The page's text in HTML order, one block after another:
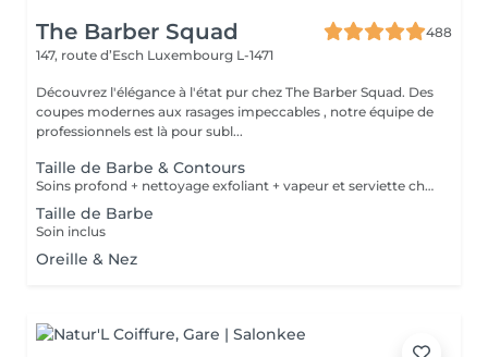
The Barber Squad
488
147, route d’Esch Luxembourg L-1471
Découvrez l'élégance à l'état pur chez The Barber Squad. Des
coupes modernes aux rasages impeccables , notre équipe de
professionnels est là pour subl...
Taille de Barbe & Contours
Soins profond + nettoyage exfoliant + vapeur et serviette chaude/froide
Taille de Barbe
Soin inclus
Oreille & Nez